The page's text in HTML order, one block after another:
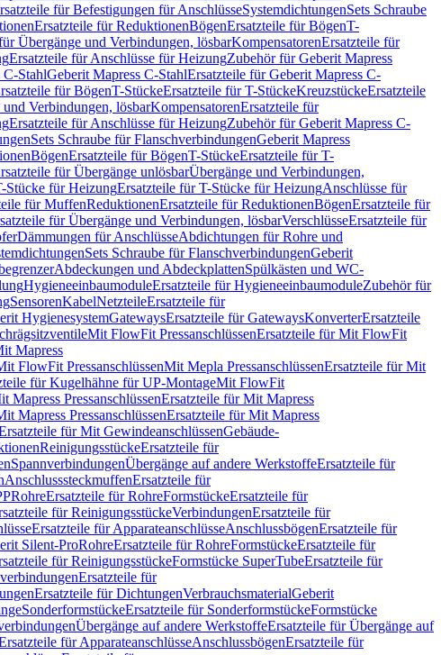
für Befestigungen für AnschlüsseSystemdichtungenSets Schraube
Ersatzteile für ReduktionenBögenErsatzteile für BögenT-
Übergänge und Verbindungen, lösbarKompensatorenErsatzteile für
Ersatzteile für Anschlüsse für HeizungZubehör für Geberit Mapress
C-StahlGeberit Mapress C-StahlErsatzteile für Geberit Mapress C-
für BögenT-StückeErsatzteile für T-StückeKreuzstückeErsatzteile
Verbindungen, lösbarKompensatorenErsatzteile für
Ersatzteile für Anschlüsse für HeizungZubehör für Geberit Mapress C-
Sets Schraube für FlanschverbindungenGeberit Mapress
BögenErsatzteile für BögenT-StückeErsatzteile für T-
für Übergänge unlösbarÜbergänge und Verbindungen,
Stücke für HeizungErsatzteile für T-Stücke für HeizungAnschlüsse für
für MuffenReduktionenErsatzteile für ReduktionenBögenErsatzteile für
für Übergänge und Verbindungen, lösbarVerschlüsseErsatzteile für
Dämmungen für AnschlüsseAbdichtungen für Rohre und
Sets Schraube für FlanschverbindungenGeberit
Abdeckungen und AbdeckplattenSpülkästen und WC-
HygieneeinbaumoduleErsatzteile für HygieneeinbaumoduleZubehör für
SensorenKabelNetzteileErsatzteile für
HygienesystemGatewaysErsatzteile für GatewaysKonverterErsatzteile
Mit FlowFit PressanschlüssenErsatzteile für Mit FlowFit
Mapress
FlowFit PressanschlüssenMit Mepla PressanschlüssenErsatzteile für Mit
für Kugelhähne für UP-MontageMit FlowFit
Mapress PressanschlüssenErsatzteile für Mit Mapress
Mapress PressanschlüssenErsatzteile für Mit Mapress
für Mit GewindeanschlüssenGebäude-
ReinigungsstückeErsatzteile für
SpannverbindungenÜbergänge auf andere WerkstoffeErsatzteile für
AnschlusssteckmuffenErsatzteile für
RohreErsatzteile für RohreFormstückeErsatzteile für
für ReinigungsstückeVerbindungenErsatzteile für
Ersatzteile für ApparateanschlüsseAnschlussbögenErsatzteile für
Silent-ProRohreErsatzteile für RohreFormstückeErsatzteile für
für ReinigungsstückeFormstücke SuperTubeErsatzteile für
Ersatzteile für
Ersatzteile für DichtungenVerbrauchsmaterialGeberit
SonderformstückeErsatzteile für SonderformstückeFormstücke
Übergänge auf andere WerkstoffeErsatzteile für Übergänge auf
für ApparateanschlüsseAnschlussbögenErsatzteile für